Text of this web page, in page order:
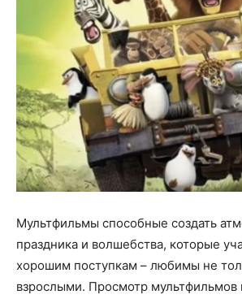
Мультфильмы способные создать
праздника и волшебства, которые
хорошим поступкам – любимы не
взрослыми. Просмотр мультфильмов